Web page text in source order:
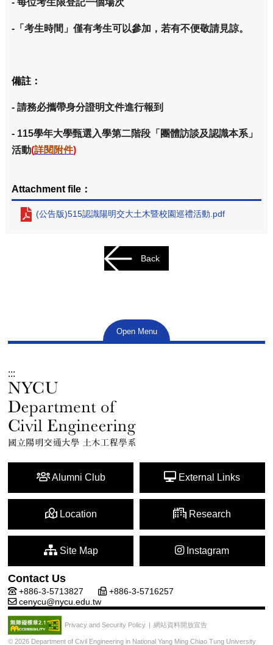
-「考生時間」僅有考生可以參加，若有不便敬請見諒。
備註：
- 請務必攜帶身分證明文件進行報到
- 115學年大學甄選入學第二階段「團體訪談及認識本系」
活動(詳閱附件)
Attachment file：
(公告版)515認識陽明交大土木暨校園巡禮活動.pdf
Back
Open Menu
:::
Alumni Club External Links
Location Research
Site Map Instagram
Contact Us
+886-3-5713827
+886-3-5716257
cenycu@nycu.edu.tw
Privacy and Security Policy 網站資料開放宣告
© 2026 Department of Civil Engineering in National Yang Ming Chiao Tung University